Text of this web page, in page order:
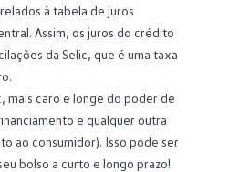
à tabela de juros
Assim, os juros do crédito
da Selic, que é uma taxa
mais caro e longe do poder de
e qualquer outra
ao consumidor). Isso pode ser
bolso a curto e longo prazo!